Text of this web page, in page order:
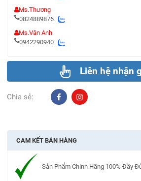
Ms.Thương
0824889876
Ms.Vân Anh
0942290940
Liên hệ nhận
Chia sẻ:
CAM KẾT BÁN HÀNG
Sản Phẩm Chính Hãng 100% Đầy